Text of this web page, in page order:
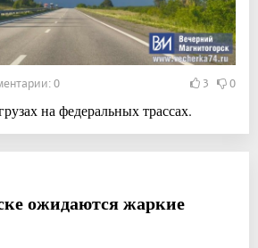
0 3 0
на федеральных трассах.
ожидаются жаркие